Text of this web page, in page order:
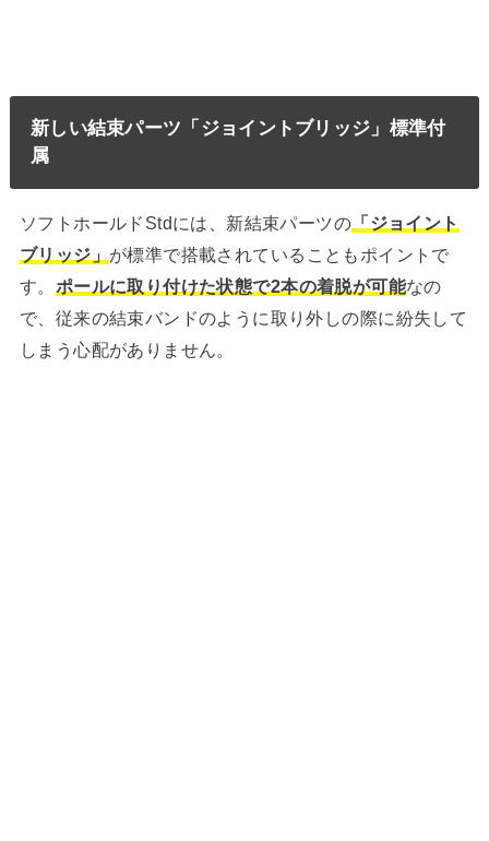
新しい結束パーツ「ジョイントブリッジ」標準付
属
ソフトホールドStdには、新結束パーツの 「ジョイント
ブリッジ」 が標準で搭載されていることもポイントで
す。 ポールに取り付けた状態で2本の着脱が可能なの
で、従来の結束バンドのように取り外しの際に紛失して
しまう心配がありません。